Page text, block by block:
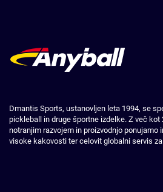
Dmantis Sports, ustanovljen leta 1994, se
pickleball in druge športne izdelke. Z več
notranjim razvojem in proizvodnjo ponujamo
visoke kakovosti ter celovit globalni servis